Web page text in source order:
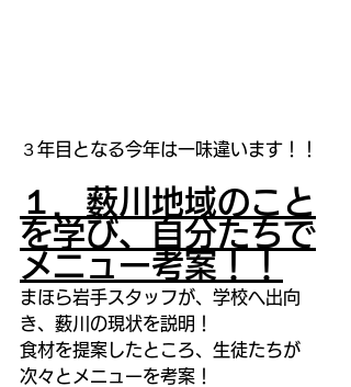
３年目となる今年は一味違います！！
１．薮川地域のこと
を学び、自分たちで
メニュー考案！！
まほら岩手スタッフが、学校へ出向
き、薮川の現状を説明！
食材を提案したところ、生徒たちが
次々とメニューを考案！